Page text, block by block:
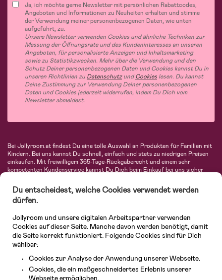
Ja, ich möchte gerne Newsletter mit persönlichen Rabattcodes,
Angeboten und Informationen zu Neuheiten erhalten und stimme
der Verwendung meiner personenbezogenen Daten, wie unten
aufgeführt, zu.
Unsere Newsletter verwenden Cookies und ähnliche Techniken zur
Messung der Öffnungsrate und des Kundeninteresses an unseren
Angeboten, für personalisierte Anzeigen und Inhaltsmarketing
sowie zu Statistikzwecken. Mehr über die Verwendung und den
Schutz Deiner personenbezogenen Daten und Cookies kannst Du in
unseren Richtlinien zu DatenschutzundCookies lesen. Du kannst
Deine Zustimmung zur Verwendung Deiner personenbezogenen
Daten und Cookies jederzeit widerrufen, indem Du Dich vom
Newsletter abmeldest.
Bei Jollyroom.at findest Du eine tolle Auswahl an Produkten für Familien mit
Kindern. Bei uns kannst Du schnell, einfach und stets zu niedrigen Preisen
einkaufen. Mit freiwilligem 365-Tage-Rückgaberecht und einem sehr
kompetenten Kundenservice kannst Du Dich beim Einkauf bei uns sicher
Autositze, Kinder- und Babymode, Produkte für Mütter und eine Menge
fantastischer Einrichtungsgegenstände, Spielsachen, Babyprodukte und
vieles mehr. Wir haben Produkte von bekannten Herstellern wie Britax, Maxi-
Avent, Jack Wolfskin, Cybex, LEGO und vielen mehr. Schau Dich um in
unserem vielfältigen Onlineshop für Kinder & Babys. Willkommen!
Du entscheidest, welche Cookies verwendet werden
dürfen.
Jollyroom und unsere digitalen Arbeitspartner verwenden
Cookies auf dieser Seite. Manche davon werden benötigt, damit
die Seite korrekt funktioniert. Folgende Cookies sind für Dich
wählbar:
Cookies zur Analyse der Anwendung unserer Webseite.
Cookies, die ein maßgeschneidertes Erlebnis unserer
Webseite ermöglichen.